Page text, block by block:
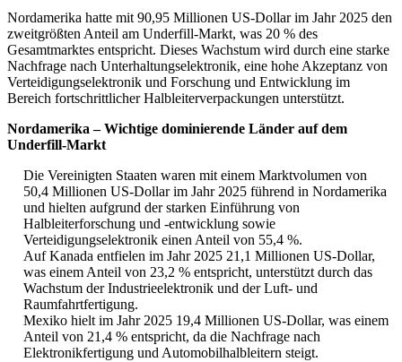
Nordamerika hatte mit 90,95 Millionen US-Dollar im Jahr 2025 den
zweitgrößten Anteil am Underfill-Markt, was 20 % des
Gesamtmarktes entspricht. Dieses Wachstum wird durch eine starke
Nachfrage nach Unterhaltungselektronik, eine hohe Akzeptanz von
Verteidigungselektronik und Forschung und Entwicklung im
Bereich fortschrittlicher Halbleiterverpackungen unterstützt.
Nordamerika – Wichtige dominierende Länder auf dem
Underfill-Markt
Die Vereinigten Staaten waren mit einem Marktvolumen von
50,4 Millionen US-Dollar im Jahr 2025 führend in Nordamerika
und hielten aufgrund der starken Einführung von
Halbleiterforschung und -entwicklung sowie
Verteidigungselektronik einen Anteil von 55,4 %.
Auf Kanada entfielen im Jahr 2025 21,1 Millionen US-Dollar,
was einem Anteil von 23,2 % entspricht, unterstützt durch das
Wachstum der Industrieelektronik und der Luft- und
Raumfahrtfertigung.
Mexiko hielt im Jahr 2025 19,4 Millionen US-Dollar, was einem
Anteil von 21,4 % entspricht, da die Nachfrage nach
Elektronikfertigung und Automobilhalbleitern steigt.